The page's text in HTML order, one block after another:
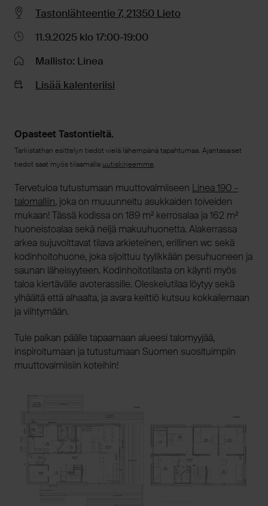
Tastonlähteentie 7, 21350 Lieto
11.9.2025 klo 17:00-19:00
Mallisto: Linea
Lisää kalenteriisi
Opasteet Tastontieltä.
Tarkistathan esittelyn tiedot vielä lähempänä tapahtumaa. Ajantasaiset
tiedot saat myös tilaamalla uutiskirjeemme.
Tervetuloa tutustumaan muuttovalmiiseen Linea 190 -
talomalliin, joka on muuunneltu asukkaiden toiveiden
mukaan! Tässä kodissa on 189 m² kerrosalaa ja 162 m²
huoneistoalaa sekä neljä makuuhuonetta. Alakerrassa
arkea sujuvoittavat tilava arkieteinen, erillinen wc sekä
kodinhoitohuone, joka sijoittuu tyylikkään pesuhuoneen ja
saunan läheisyyteen. Kodinhoitotilasta on käynti myös
taloa kiertävälle avoterassille. Oleskelutilaa löytyy sekä
ylhäältä että alhaalta, ja avara keittiö kutsuu kokkailemaan
ja viihtymään.
Tule paikan päälle tapaamaan alueesi talomyyjää,
inspiroitumaan ja tutustumaan Suomen suosituimpiin
muuttovalmiisiin koteihin!